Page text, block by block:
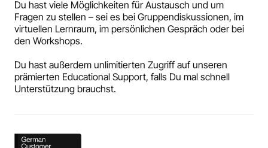
Du hast viele Möglichkeiten für Austausch und um
Fragen zu stellen – sei es bei Gruppendiskussionen, im
virtuellen Lernraum, im persönlichen Gespräch oder bei
den Workshops.
Du hast außerdem unlimitierten Zugriff auf unseren
prämierten Educational Support, falls Du mal schnell
Unterstützung brauchst.